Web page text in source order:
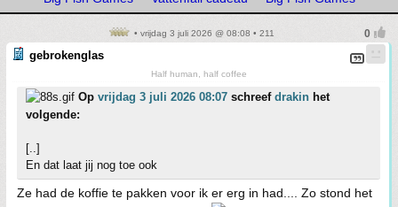
• vrijdag 3 juli 2026 @ 08:08 • 211
gebrokenglas
Half human, half coffee
Op vrijdag 3 juli 2026 08:07 schreef drakin het
volgende:
[..]
En dat laat jij nog toe ook
Ze had de koffie te pakken voor ik er erg in had.... Zo stond het